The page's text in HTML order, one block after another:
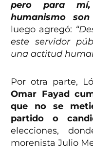
pero para
humanismo son
luego agregó:
este servidor
una actitud
Por otra parte,
Omar Fayad
que no se
partido o
elecciones,
morenista Julio